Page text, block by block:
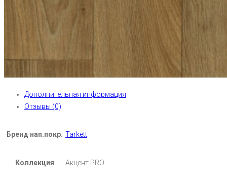
Дополнительная информация
Отзывы (0)
Бренд нап.покр. Tarkett
Коллекция Акцент PRO